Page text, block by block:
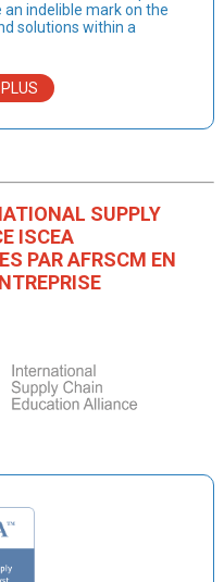
indelible mark on the
solutions within a
SUPPLY
ISCEA
PAR AFRSCM EN